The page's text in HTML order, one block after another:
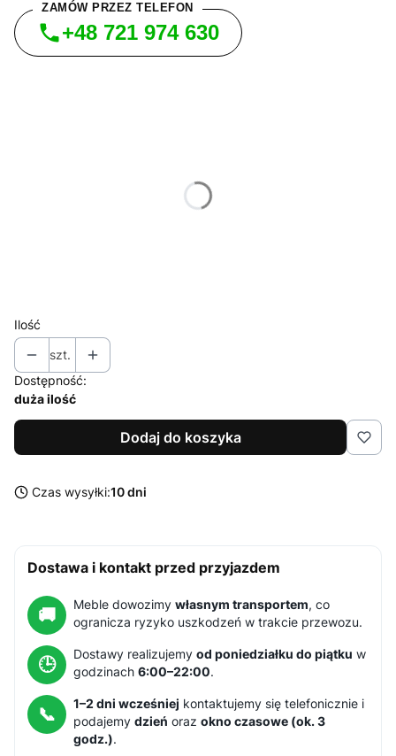
ZAMÓW PRZEZ TELEFON
+48 721 974 630
Ilość
szt.
Dostępność:
duża ilość
Dodaj do koszyka
Czas wysyłki:10 dni
Dostawa i kontakt przed przyjazdem
🚚
Meble dowozimy własnym transportem, co
ogranicza ryzyko uszkodzeń w trakcie przewozu.
🕒
Dostawy realizujemy od poniedziałku do piątku w
godzinach 6:00–22:00.
📞
1–2 dni wcześniej kontaktujemy się telefonicznie i
podajemy dzień oraz okno czasowe (ok. 3
godz.).